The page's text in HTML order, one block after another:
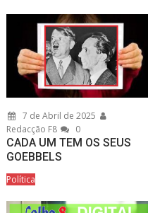
7 de Abril de 2025
Redacção F8
0
CADA UM TEM OS SEUS
GOEBBELS
Política